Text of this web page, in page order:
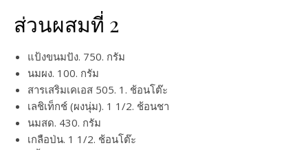
ส่วนผสมที่ 2
แป้งขนมปัง. 750. กรัม
นมผง. 100. กรัม
สารเสริมเคเอส 505. 1. ช้อนโต๊ะ
เลชิเท็กช์ (ผงนุ่ม). 1 1/2. ช้อนชา
นมสด. 430. กรัม
เกลือป่น. 1 1/2. ช้อนโต๊ะ